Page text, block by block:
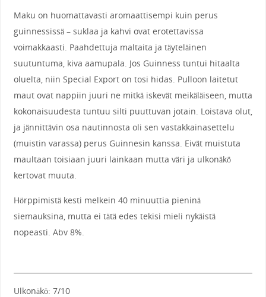
Maku on huomattavasti aromaattisempi kuin perus
guinnessissä – suklaa ja kahvi ovat erotettavissa
voimakkaasti. Paahdettuja maltaita ja täyteläinen
suutuntuma, kiva aamupala. Jos Guinness tuntui hitaalta
oluelta, niin Special Export on tosi hidas. Pulloon laitetut
maut ovat nappiin juuri ne mitkä iskevät meikäläiseen, mutta
kokonaisuudesta tuntuu silti puuttuvan jotain. Loistava olut,
ja jännittävin osa nautinnosta oli sen vastakkainasettelu
(muistin varassa) perus Guinnesin kanssa. Eivät muistuta
maultaan toisiaan juuri lainkaan mutta väri ja ulkonäkö
kertovat muuta.
Hörppimistä kesti melkein 40 minuuttia pieninä
siemauksina, mutta ei tätä edes tekisi mieli nykäistä
nopeasti. Abv 8%.
Ulkonäkö: 7/10